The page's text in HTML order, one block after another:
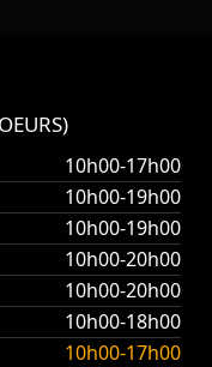
10h00-17h00
10h00-19h00
10h00-19h00
10h00-20h00
10h00-20h00
10h00-18h00
10h00-17h00